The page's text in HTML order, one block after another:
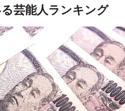
芸能人ランキング